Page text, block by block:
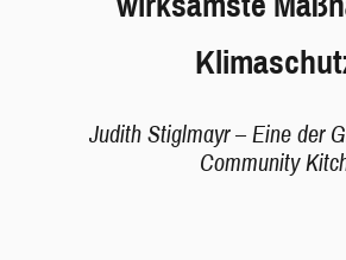
Judith Stiglmayr – Eine der
Community